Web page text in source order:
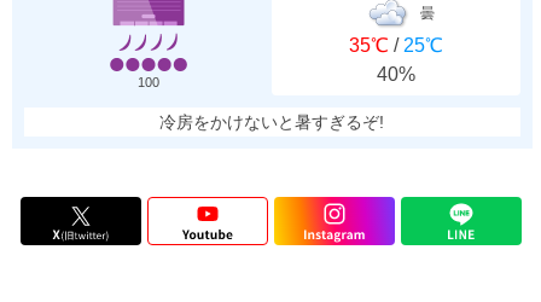
100
曇
35℃ / 25℃
40%
冷房をかけないと暑すぎるぞ!